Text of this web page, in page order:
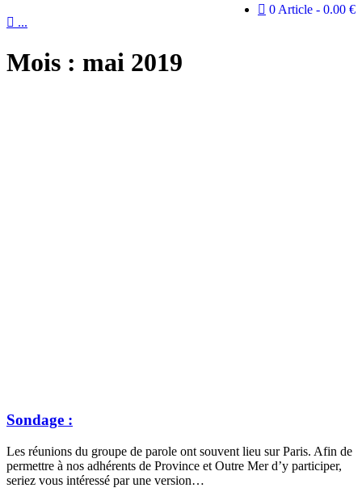
0 Article
0.00 €
 ...
Mois : mai 2019
Sondage :
Les réunions du groupe de parole ont souvent lieu sur Paris. Afin de
permettre à nos adhérents de Province et Outre Mer d’y participer,
seriez vous intéressé par une version…